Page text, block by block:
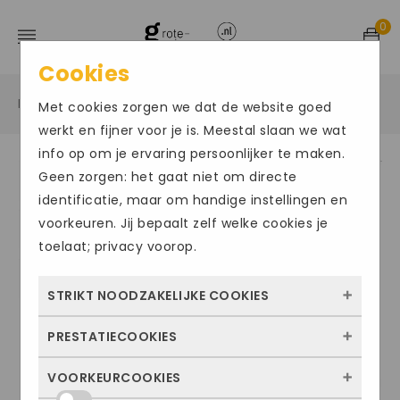
0
Home / Grote maten sportschoenen / Sneakers
ACTIE
Cookies
Met cookies zorgen we dat de website goed
werkt en fijner voor je is. Meestal slaan we wat
info op om je ervaring persoonlijker te maken.
Geen zorgen: het gaat niet om directe
identificatie, maar om handige instellingen en
voorkeuren. Jij bepaalt zelf welke cookies je
toelaat; privacy voorop.
STRIKT NOODZAKELIJKE COOKIES
Deze cookies zorgen ervoor dat de website
kunnen niet worden uitgezet. Meestal
PRESTATIECOOKIES
Met deze cookies zien we hoe vaak onze
VOORKEURCOOKIES